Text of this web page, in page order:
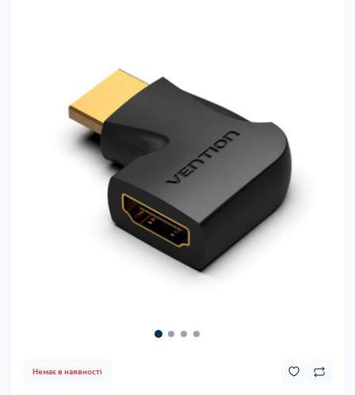
Немає в наявності